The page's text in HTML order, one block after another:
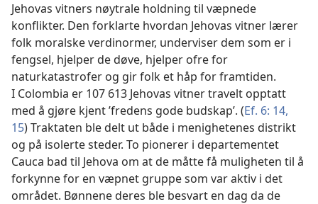
Jehovas vitners nøytrale holdning til væpnede
konflikter. Den forklarte hvordan Jehovas vitner lærer
folk moralske verdinormer, underviser dem som er i
fengsel, hjelper de døve, hjelper ofre for
naturkatastrofer og gir folk et håp for framtiden.
I Colombia er 107 613 Jehovas vitner travelt opptatt
med å gjøre kjent ’fredens gode budskap’. (Ef. 6: 14,
15) Traktaten ble delt ut både i menighetenes distrikt
og på isolerte steder. To pionerer i departementet
Cauca bad til Jehova om at de måtte få muligheten til å
forkynne for en væpnet gruppe som var aktiv i det
området. Bønnene deres ble besvart en dag da de